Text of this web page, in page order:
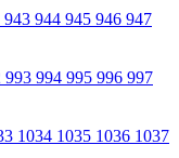
943 944 945 946 947
993 994 995 996 997
1034 1035 1036 1037